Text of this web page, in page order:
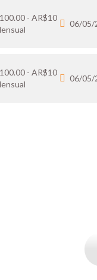
- AR$10
06/05/
- AR$10
06/05/